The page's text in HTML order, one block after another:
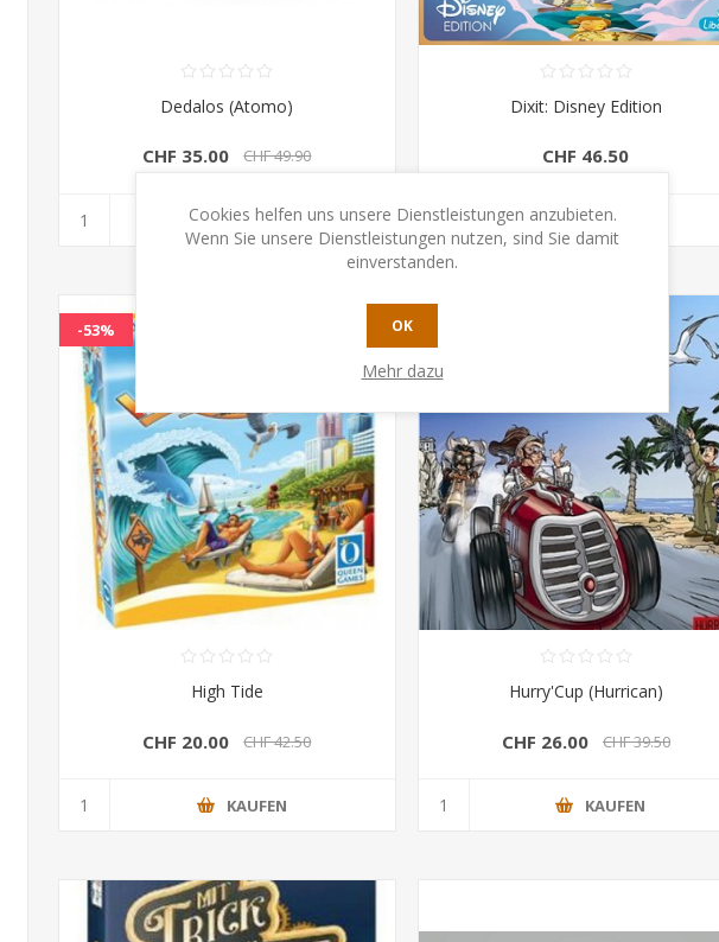
Dedalos (Atomo)
CHF 35.00 CHF 49.90
KAUFEN
Dixit: Disney Edition
CHF 46.50
KAUFEN
-53%
High Tide
CHF 20.00 CHF 42.50
KAUFEN
Hurry'Cup (Hurrican)
CHF 26.00 CHF 39.50
KAUFEN
Cookies helfen uns unsere Dienstleistungen anzubieten.
Wenn Sie unsere Dienstleistungen nutzen, sind Sie damit
einverstanden.
OK
Mehr dazu